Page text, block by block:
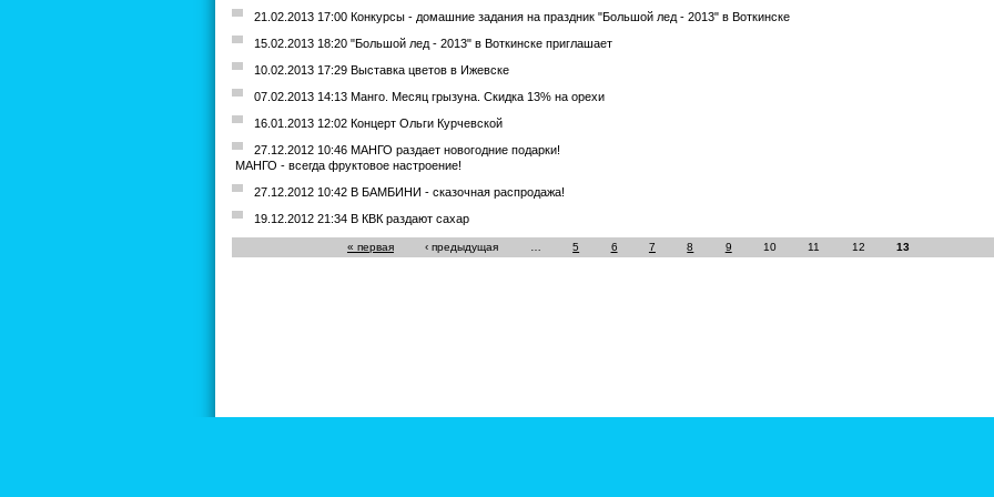
21.02.2013 17:00 Конкурсы - домашние задания на праздник "Большой лед - 2013" в Воткинске
15.02.2013 18:20 "Большой лед - 2013" в Воткинске приглашает
10.02.2013 17:29 Выставка цветов в Ижевске
07.02.2013 14:13 Манго. Месяц грызуна. Скидка 13% на орехи
16.01.2013 12:02 Концерт Ольги Курчевской
27.12.2012 10:46 МАНГО раздает новогодние подарки!
МАНГО - всегда фруктовое настроение!
27.12.2012 10:42 В БАМБИНИ - сказочная распродажа!
19.12.2012 21:34 В КВК раздают сахар
« первая ‹ предыдущая 5 6 7 8 9 10 11 12 13